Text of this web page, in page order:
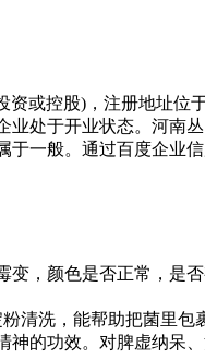
或控股)，注册地址
处于开业状态。河
一般。通过百度企业
，颜色是否正常，是
清洗，能帮助把菌里
的功效。对脾虚纳呆